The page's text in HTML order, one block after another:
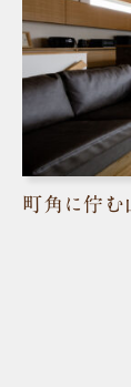
町角に佇